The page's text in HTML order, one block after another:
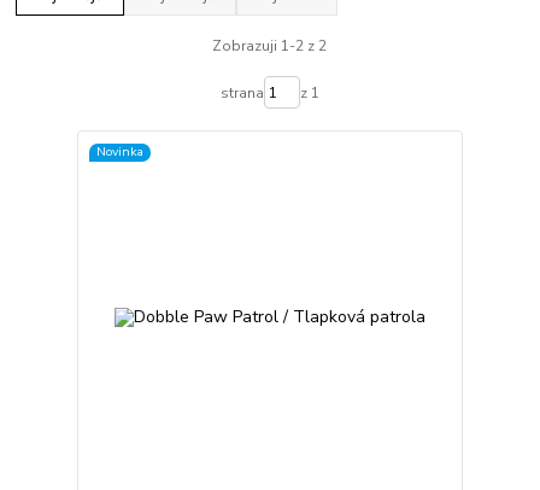
Zobrazuji 1-2 z 2
strana z 1
Novinka